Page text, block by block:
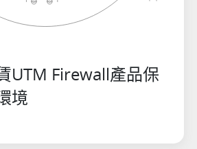
UTM Firewall產品保
境